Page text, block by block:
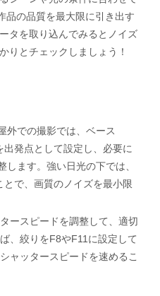
品の品質を最大限に引き出す
タを取り込んでみるとノイズ
りとチェックしましょう！
外での撮影では、ベース
発点として設定し、必要に
ます。強い日光の下では、
で、画質のノイズを最小限
ースピードを調整して、適切
、絞りをF8やF11に設定して
ャッタースピードを速めるこ